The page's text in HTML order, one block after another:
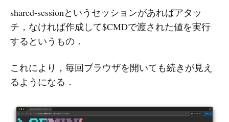
shared-sessionというセッションがあればアタッ
チ，なければ作成して$CMDで渡された値を実行
するというもの．
これにより，毎回ブラウザを開いても続きが見え
るようになる．